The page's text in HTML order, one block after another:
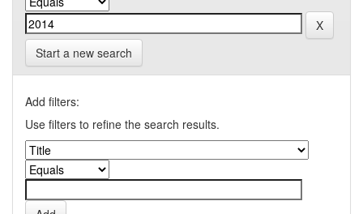
Start a new search
Add filters:
Use filters to refine the search results.